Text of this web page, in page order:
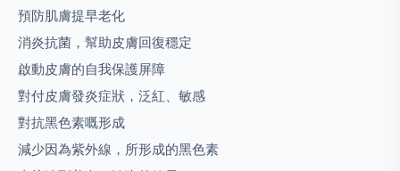
預防肌膚提早老化
消炎抗菌，幫助皮膚回復穩定
啟動皮膚的自我保護屏障
對付皮膚發炎症狀，泛紅、敏感
對抗黑色素嘅形成
減少因為紫外線，所形成的黑色素